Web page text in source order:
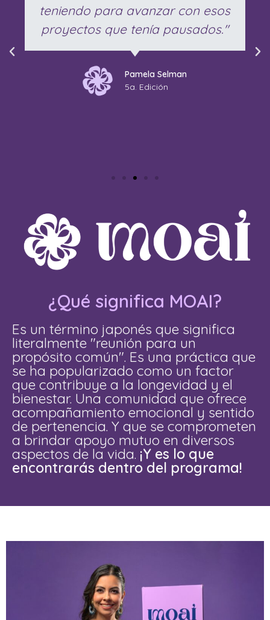
teniendo para avanzar con esos
proyectos que tenía pausados."
Pamela Selman
5a. Edición
¿Qué significa MOAI?
Es un término japonés que significa
literalmente "reunión para un
propósito común". Es una práctica que
se ha popularizado como un factor
que contribuye a la longevidad y el
bienestar. Una comunidad que ofrece
acompañamiento emocional y sentido
de pertenencia. Y que se comprometen
a brindar apoyo mutuo en diversos
aspectos de la vida. ¡Y es lo que
encontrarás dentro del programa!